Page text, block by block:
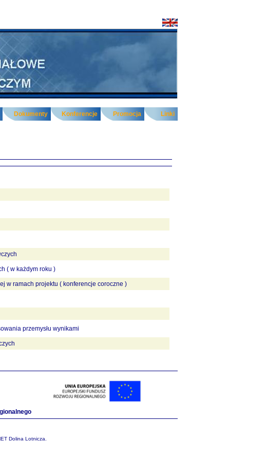
Dokumenty Konferencje Promocja Linki
( w każdym roku )
w ramach projektu ( konferencje coroczne )
przemysłu wynikami
Dolina Lotnicza.